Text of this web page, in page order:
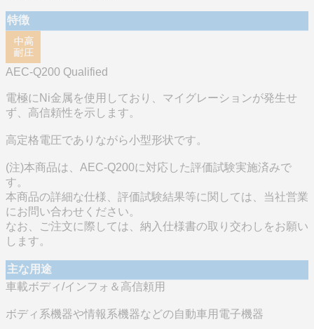
特徴
AEC-Q200 Qualified
電極にNi金属を使用しており、マイグレーションが発生せ
ず、高信頼性を示します。
高定格電圧でありながら小型形状です。
(注)本商品は、AEC-Q200に対応した評価試験実施済みで
す。
本商品の詳細な仕様、評価試験結果等に関しては、当社営業
にお問い合わせください。
なお、ご注文に際しては、納入仕様書の取り交わしをお願い
します。
主な用途
車載ボディ/インフォ＆高信頼用
ボディ系機器や情報系機器などの自動車用電子機器